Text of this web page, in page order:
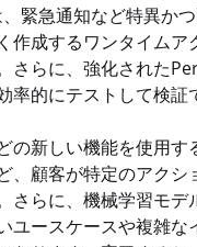
緊急通知など特異か
成するワンタイムア
さらに、強化された
率的にテストして検
新しい機能を使用す
顧客が特定のアク
らに、機械学習モ
ユースケースや複雑